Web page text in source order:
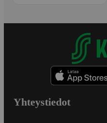
Yhteystiedot